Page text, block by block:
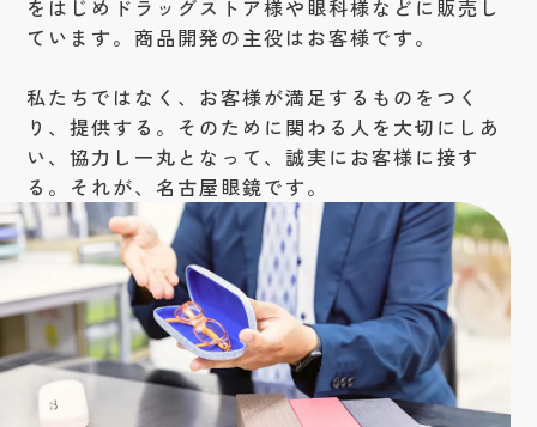
をはじめドラッグストア様や眼科様などに販売し
ています。商品開発の主役はお客様です。
私たちではなく、お客様が満足するものをつく
り、提供する。そのために関わる人を大切にしあ
い、協力し一丸となって、誠実にお客様に接す
る。それが、名古屋眼鏡です。